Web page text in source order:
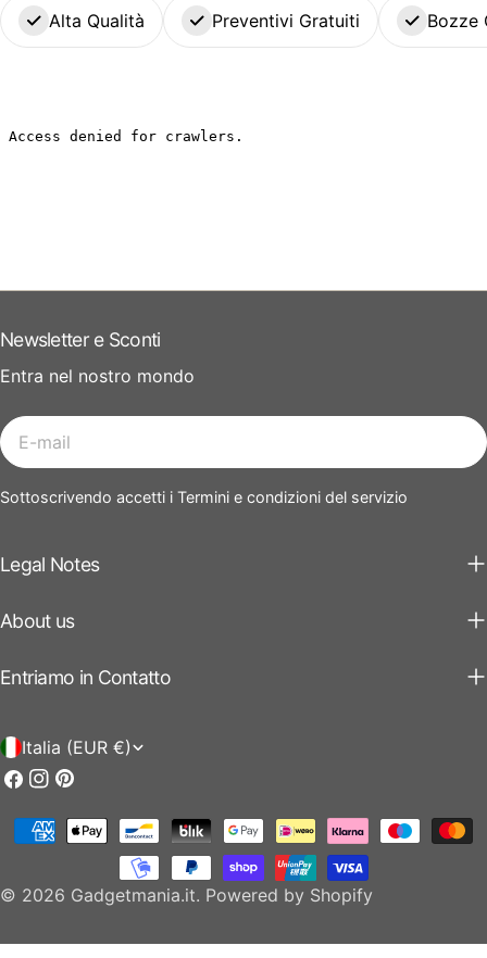
Alta Qualità Preventivi Gratuiti Bozze
Legal Notes
About us
Entriamo in Contatto
Newsletter e Sconti
Entra nel nostro mondo
E-
mail
Sottoscrivendo accetti i Termini e condizioni del servizio
P
a
e
Italia (EUR €)
Facebook
Instagram
Pinterest
© 2026 Gadgetmania.it. Powered by Shopify
Modalità
pagamento